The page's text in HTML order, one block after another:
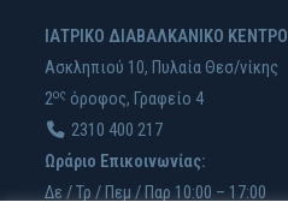
ΙΑΤΡΙΚΟ ΔΙΑΒΑΛΚΑΝΙΚΟ ΚΕΝΤΡΟ
Ασκληπιού 10, Πυλαία Θεσ/νίκης
2ος όρoφος, Γραφείο 4
2310 400 217
Ωράριο Επικοινωνίας:
Δε / Τρ / Πεμ / Παρ 10:00 – 17:00